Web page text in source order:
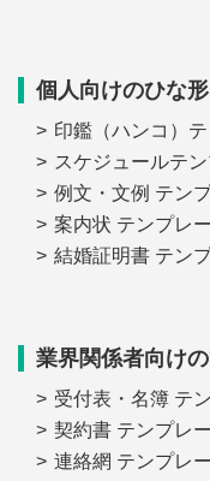
個人向けのひな形
印鑑（ハンコ）
スケジュールテ
例文・文例 テン
案内状 テンプレ
結婚証明書 テン
業界関係者向け
受付表・名簿 テ
契約書 テンプレ
連絡網 テンプレ